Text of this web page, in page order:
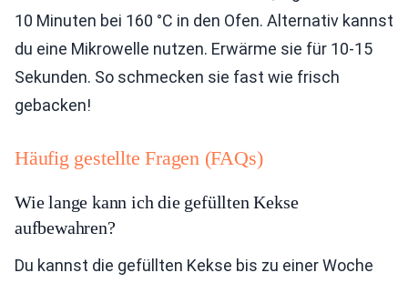
10 Minuten bei 160 °C in den Ofen. Alternativ kannst
du eine Mikrowelle nutzen. Erwärme sie für 10-15
Sekunden. So schmecken sie fast wie frisch
gebacken!
Häufig gestellte Fragen (FAQs)
Wie lange kann ich die gefüllten Kekse
aufbewahren?
Du kannst die gefüllten Kekse bis zu einer Woche